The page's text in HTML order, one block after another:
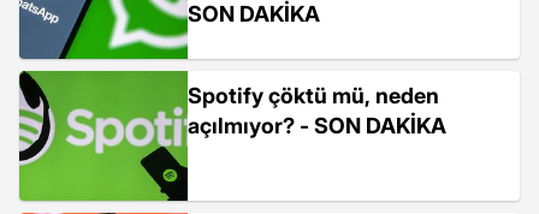
SON DAKİKA
Spotify çöktü mü, neden
açılmıyor? - SON DAKİKA